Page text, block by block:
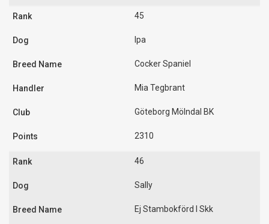
45
Ipa
Cocker Spaniel
Mia Tegbrant
Göteborg Mölndal BK
2310
46
Sally
Ej Stambokförd I Skk